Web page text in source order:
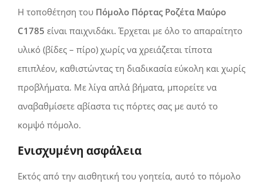
Η τοποθέτηση του Πόμολο Πόρτας Ροζέτα Μαύρο
C1785 είναι παιχνιδάκι. Έρχεται με όλο το απαραίτητο
υλικό (βίδες – πίρο) χωρίς να χρειάζεται τίποτα
επιπλέον, καθιστώντας τη διαδικασία εύκολη και χωρίς
προβλήματα. Με λίγα απλά βήματα, μπορείτε να
αναβαθμίσετε αβίαστα τις πόρτες σας με αυτό το
κομψό πόμολο.
Ενισχυμένη ασφάλεια
Εκτός από την αισθητική του γοητεία, αυτό το πόμολο